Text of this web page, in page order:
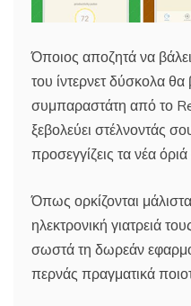
Όποιος αποζητά να
του ίντερνετ δύσκολα θα
συμπαραστάτη από το
ξεβολεύει στέλνοντάς
προσεγγίζεις τα νέα
Όπως ορκίζονται
ηλεκτρονική γιατρειά
σωστά τη δωρεάν
περνάς πραγματικά